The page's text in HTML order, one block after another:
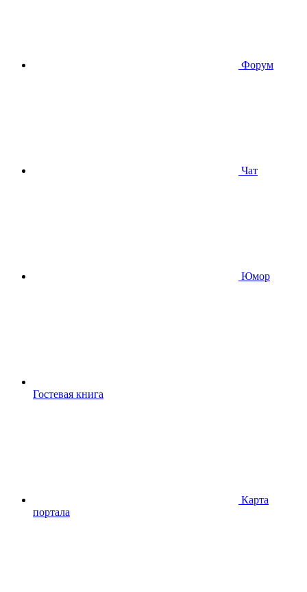
Форум
Чат
Юмор
Гостевая книга
Карта
портала